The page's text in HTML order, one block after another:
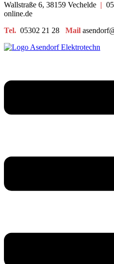
Wallstraße 6, 38159 Vechelde |
online.de
Tel. 05302 21 28 Mail